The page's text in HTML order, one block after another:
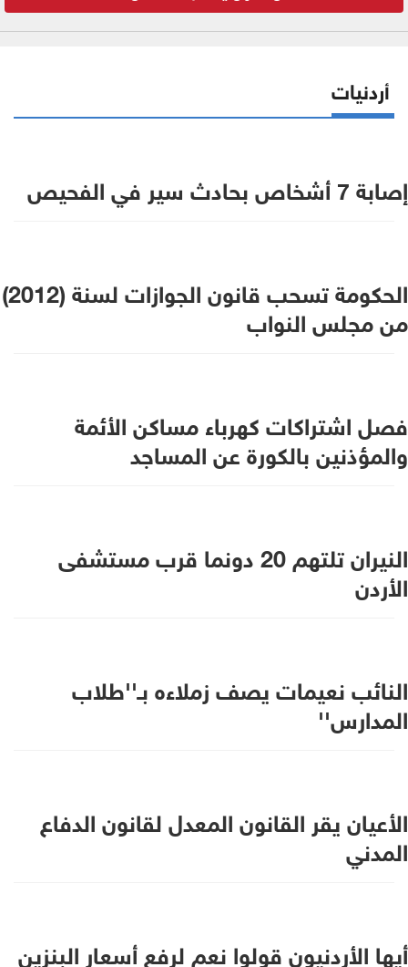
أردنيات
إصابة 7 أشخاص بحادث سير في الفحيص
الحكومة تسحب قانون الجوازات لسنة (2012)
من مجلس النواب
فصل اشتراكات كهرباء مساكن الأئمة
والمؤذنين بالكورة عن المساجد
النيران تلتهم 20 دونما قرب مستشفى
الأردن
النائب نعيمات يصف زملاءه بـ''طلاب
المدارس''
الأعيان يقر القانون المعدل لقانون الدفاع
المدني
أيها الأردنيون قولوا نعم لرفع أسعار البنزين